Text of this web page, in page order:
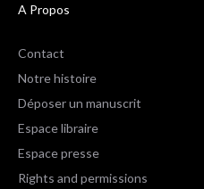
A Propos
Contact
Notre histoire
Déposer un manuscrit
Espace libraire
Espace presse
Rights and permissions